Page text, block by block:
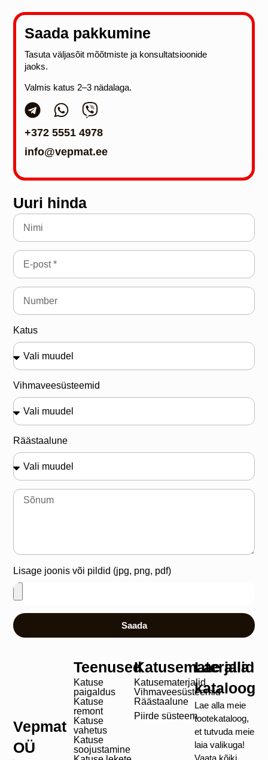
Saada pakkumine
Tasuta väljasõit mõõtmiste ja konsultatsioonide
jaoks.
Valmis katus 2–3 nädalaga.
+372 5551 4978
info@vepmat.ee
Uuri hinda
Katus
Vihmaveesüsteemid
Räästaalune
Lisage joonis või pildid (jpg, png, pdf)
Saada
Vepmat
OÜ
Teenused
Katuse
paigaldus
Katuse
remont
Katuse
vahetus
Katuse
soojustamine
Katusematerjalid
Katusematerjalid
Vihmaveesüsteemid
Räästaalune
Piirde süsteem
Lae alla
kataloog
Lae alla meie
tootekataloog,
et tutvuda meie
laia valikuga!